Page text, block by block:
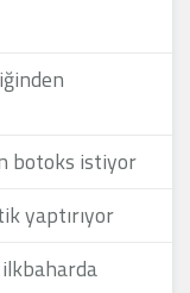
botoks istiyor
yaptırıyor